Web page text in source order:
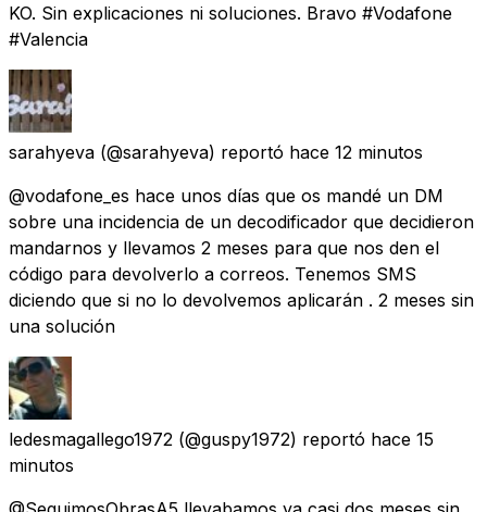
KO. Sin explicaciones ni soluciones. Bravo #Vodafone
#Valencia
sarahyeva (@sarahyeva) reportó hace 12 minutos
@vodafone_es hace unos días que os mandé un DM
sobre una incidencia de un decodificador que decidieron
mandarnos y llevamos 2 meses para que nos den el
código para devolverlo a correos. Tenemos SMS
diciendo que si no lo devolvemos aplicarán . 2 meses sin
una solución
ledesmagallego1972 (@guspy1972) reportó hace 15
minutos